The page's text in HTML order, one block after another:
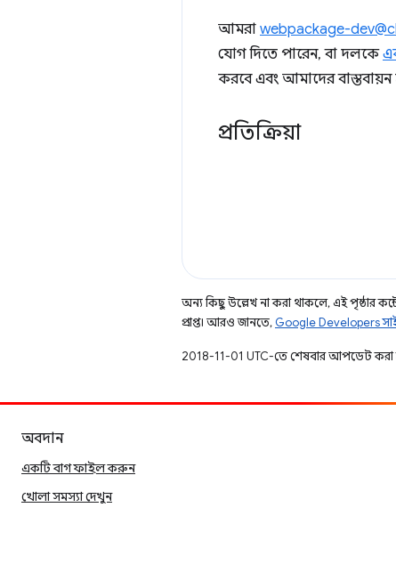
আমরা webpackage-
যোগ দিতে পারেন, বা দলকে
করবে এবং আমাদের বাস্তবায়ন
প্রতিক্রিয়া
অন্য কিছু উল্লেখ না করা থাকলে, এই পৃষ্ঠার
প্রাপ্ত। আরও জানতে, Google Developers
2018-11-01 UTC-তে শেষবার আপডেট করা
অবদান
একটি বাগ ফাইল করুন
খোলা সমস্যা দেখুন